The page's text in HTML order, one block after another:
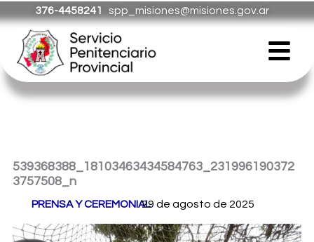
al
contenido
376-4458241 spp_misiones@misiones.gov.ar
539368388_18103463434584763_231996190372
3757508_n
PRENSA Y CEREMONIAL/
29 de agosto de 2025